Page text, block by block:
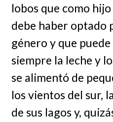
lobos que como
debe haber optado
género y que
siempre la leche y
se alimentó de
los vientos del sur,
de sus lagos y,